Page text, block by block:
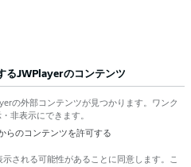
るJWPlayerのコンテンツ
の外部コンテンツが見つかります。ワンク
非表示にできます。
らのコンテンツを許可する
される可能性があることに同意します。こ